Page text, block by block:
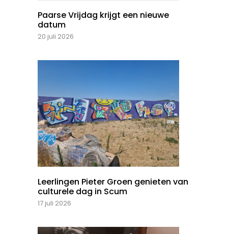
Paarse Vrijdag krijgt een nieuwe
datum
20 juli 2026
Leerlingen Pieter Groen genieten van
culturele dag in Scum
17 juli 2026